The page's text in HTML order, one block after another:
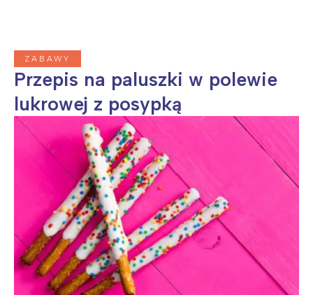
ZABAWY
Przepis na paluszki w polewie
lukrowej z posypką